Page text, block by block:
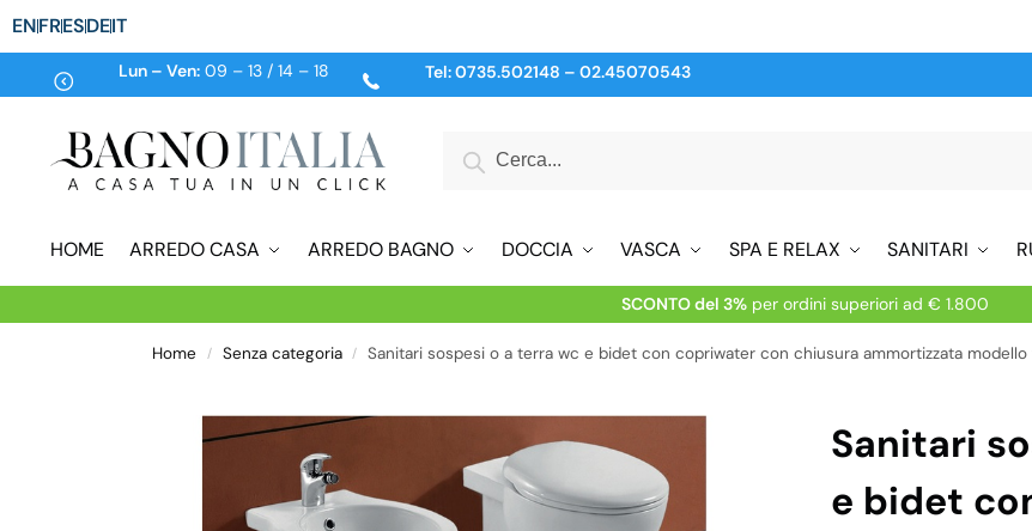
ENFRESDEIT
Lun – Ven:09 – 13 / 14 – 18 Tel:0735.502148 – 02.45070543
HOME ARREDO CASA ARREDO BAGNO DOCCIA VASCA SPA E RELAX SANITARI
SCONTO del 3%per ordini superiori ad € 1.800
Home / Senza categoria / Sanitari sospesi o a terra wc e bidet con copriwater con chiusura ammortizzata
Sanitari
e bidet